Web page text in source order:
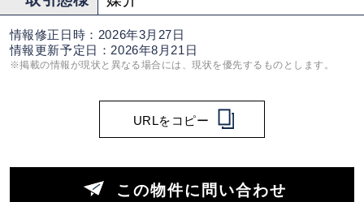
情報修正日時：2026年3月27日
情報更新予定日：2026年8月21日
※掲載の情報が現状と異なる場合には、現状を優先するものとします。
URLをコピー
この物件に問い合わせ